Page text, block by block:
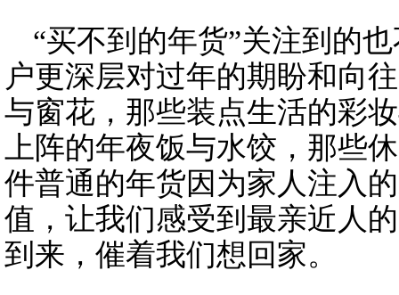
“买不到的年货”关注到的
户更深层对过年的期盼和向
与窗花，那些装点生活的彩
上阵的年夜饭与水饺，那些
件普通的年货因为家人注入
值，让我们感受到最亲近人
到来，催着我们想回家。